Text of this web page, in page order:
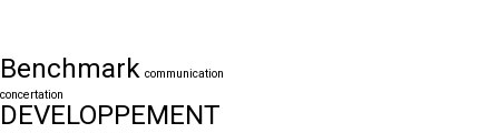
Benchmark communication
concertation
DEVELOPPEMENT